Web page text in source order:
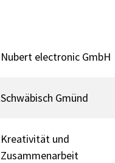
Nubert electronic GmbH
Schwäbisch Gmünd
Kreativität und
Zusammenarbeit